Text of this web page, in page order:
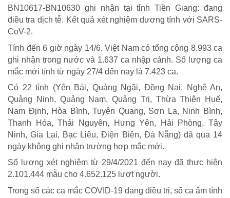
TRÁCH NHIỆM CỘNG ĐỒNG
Doanh nghiệp - Doanh nhân
Mô hình tiêu biểu
BN10617-BN10630 ghi nhận tại tỉnh Tiền Giang: đang
điều tra dịch tễ. Kết quả xét nghiệm dương tính với SARS-
CoV-2.
Tính đến 6 giờ ngày 14/6, Việt Nam có tổng cộng 8.993 ca
ghi nhận trong nước và 1.637 ca nhập cảnh. Số lượng ca
mắc mới tính từ ngày 27/4 đến nay là 7.423 ca.
Có 22 tỉnh (Yên Bái, Quảng Ngãi, Đồng Nai, Nghệ An,
Quảng Ninh, Quảng Nam, Quảng Trị, Thừa Thiên Huế,
Nam Định, Hòa Bình, Tuyên Quang, Sơn La, Ninh Bình,
Thanh Hóa, Thái Nguyên, Hưng Yên, Hải Phòng, Tây
Ninh, Gia Lai, Bạc Liêu, Điện Biên, Đà Nẵng) đã qua 14
ngày không ghi nhận trường hợp mắc mới.
Số lượng xét nghiệm từ 29/4/2021 đến nay đã thực hiện
2.101.444 mẫu cho 4.652.125 lượt người.
Trong số các ca mắc COVID-19 đang điều trị, số ca âm tính